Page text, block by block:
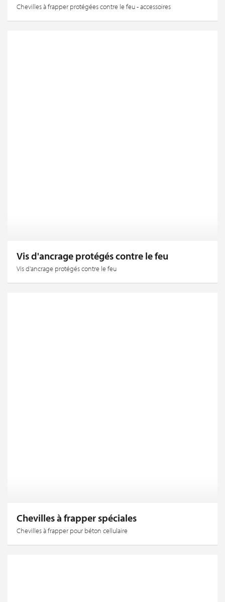
Chevilles à frapper protégées contre le feu - accessoires
Vis d'ancrage protégés contre le feu
Vis d'ancrage protégés contre le feu
Chevilles à frapper spéciales
Chevilles à frapper pour béton cellulaire